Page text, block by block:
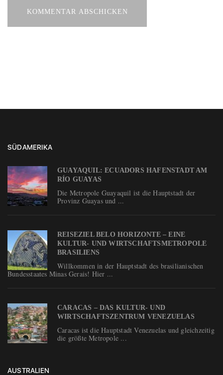
SÜDAMERIKA
GUAYAQUIL: ECUADORS HAFENSTADT AM
RÍO GUAYAS
Die Metropole Guayaquil ist die Hauptstadt der
Provinz Guayas und ...
REISEZIEL BELO HORIZONTE – EINE
KULTUR- UND WIRTSCHAFTSMETROPOLE
BRASILIENS
Willkommen in der Hauptstadt des brasilianischen
Bundesstaates Minas Gerais! Hier ...
CARACAS – DAS KULTUR- UND
WIRTSCHAFTSZENTRUM VENEZUELAS
Caracas ist die Hauptstadt Venezuelas und gleichzeitig
die größte Metropole ...
AUSTRALIEN